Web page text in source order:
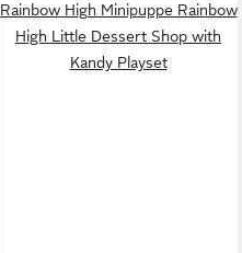
Rainbow High Minipuppe Rainbow
High Little Dessert Shop with
Kandy Playset